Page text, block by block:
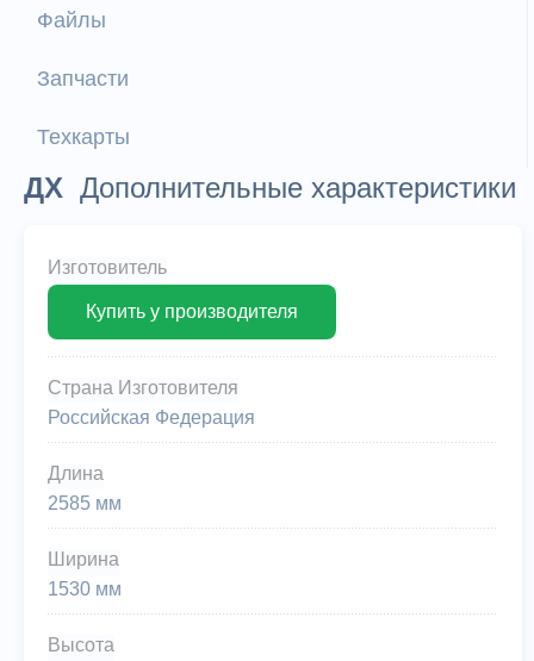
Файлы
Запчасти
Техкарты
ДХ Дополнительные характеристики
Изготовитель
Купить у производителя
Страна Изготовителя
Российская Федерация
Длина
2585 мм
Ширина
1530 мм
Высота